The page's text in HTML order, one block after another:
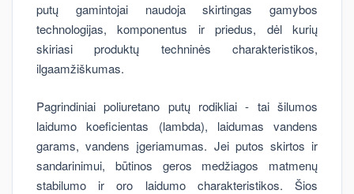
putų gamintojai naudoja skirtingas gamybos
technologijas, komponentus ir priedus, dėl kurių
skiriasi produktų techninės charakteristikos,
ilgaamžiškumas.
Pagrindiniai poliuretano putų rodikliai - tai šilumos
laidumo koeficientas (lambda), laidumas vandens
garams, vandens įgeriamumas. Jei putos skirtos ir
sandarinimui, būtinos geros medžiagos matmenų
stabilumo ir oro laidumo charakteristikos. Šios